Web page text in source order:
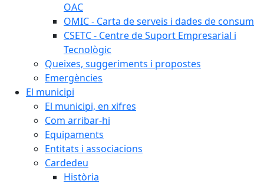
OAC
OMIC - Carta de serveis i dades de consum
CSETC - Centre de Suport Empresarial i
Tecnològic
Queixes, suggeriments i propostes
Emergències
El municipi
El municipi, en xifres
Com arribar-hi
Equipaments
Entitats i associacions
Cardedeu
Història